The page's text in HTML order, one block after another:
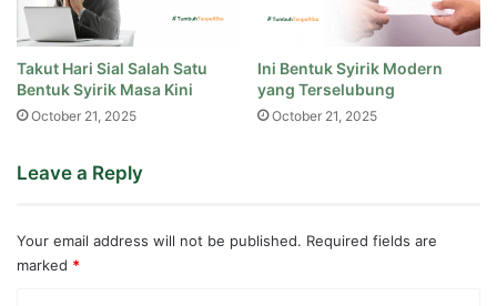
Takut Hari Sial Salah Satu
Bentuk Syirik Masa Kini
October 21, 2025
Ini Bentuk Syirik Modern
yang Terselubung
October 21, 2025
Leave a Reply
Your email address will not be published. Required fields are
marked *